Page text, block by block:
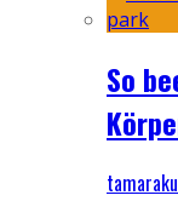
So